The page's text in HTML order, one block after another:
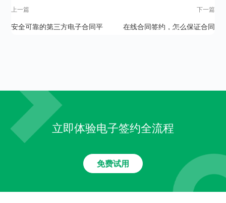
上一篇
安全可靠的第三方电子合同平
下一篇
在线合同签约，怎么保证合同
立即体验电子签约全流程
免费试用